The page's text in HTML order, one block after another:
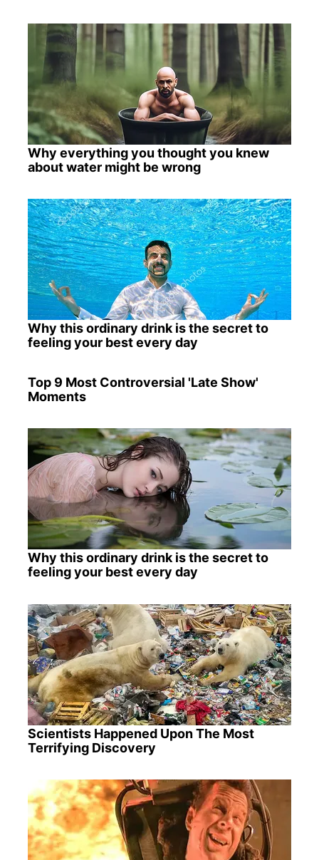
Why everything you thought you knew
about water might be wrong
Why this ordinary drink is the secret to
feeling your best every day
Top 9 Most Controversial 'Late Show'
Moments
Why this ordinary drink is the secret to
feeling your best every day
Scientists Happened Upon The Most
Terrifying Discovery